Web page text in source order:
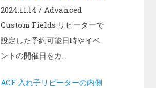
2024.11.14 / Advanced
Custom Fields リピーターで
設定した予約可能日時やイベ
ントの開催日をカ...
ACF 入れ子リピーターの内側